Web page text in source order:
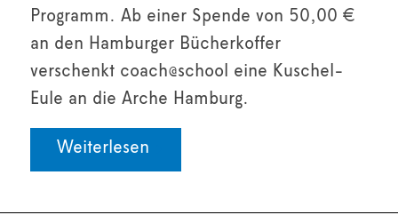
Programm. Ab einer Spende von 50,00 €
an den Hamburger Bücherkoffer
verschenkt coach@school eine Kuschel-
Eule an die Arche Hamburg.
Weiterlesen